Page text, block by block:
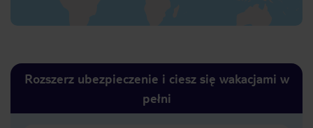
Rozszerz ubezpieczenie i ciesz się wakacjami w
pełni